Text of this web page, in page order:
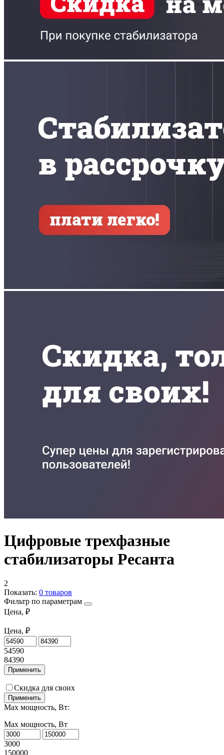
Цифровые трехфазные
стабилизаторы Ресанта
2
Показать: 0 товаров
Фильтр по параметрам
Цена, ₽
Цена, ₽
54590
84390
Применить
Скидка для своих
Применить
Max мощность, Вт:
Max мощность, Вт
3000
150000